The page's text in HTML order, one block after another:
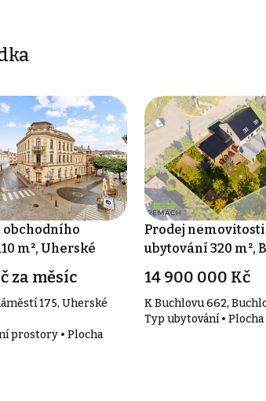
obchodního
m², Uherské
za měsíc
175, Uherské
prostory • Plocha
Prodej
ubytování 320 m²,
14 900 000 Kč
K Buchlovu 662,
Typ ubytování • Plocha